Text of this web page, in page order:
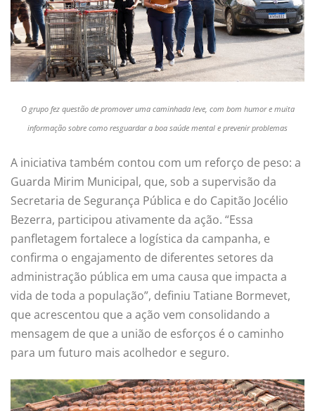
O grupo fez questão de promover uma caminhada leve, com bom humor e muita
informação sobre como resguardar a boa saúde mental e prevenir problemas
A iniciativa também contou com um reforço de peso: a
Guarda Mirim Municipal, que, sob a supervisão da
Secretaria de Segurança Pública e do Capitão Jocélio
Bezerra, participou ativamente da ação. “Essa
panfletagem fortalece a logística da campanha, e
confirma o engajamento de diferentes setores da
administração pública em uma causa que impacta a
vida de toda a população”, definiu Tatiane Bormevet,
que acrescentou que a ação vem consolidando a
mensagem de que a união de esforços é o caminho
para um futuro mais acolhedor e seguro.